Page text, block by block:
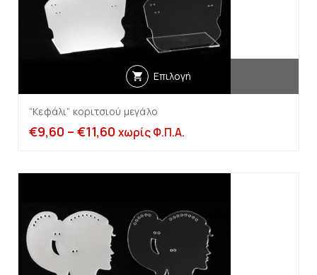
Επιλογή
“Κεφάλι” κοριτσιού μεγάλο
€9,60 – €11,60 χωρίς Φ.Π.Α.